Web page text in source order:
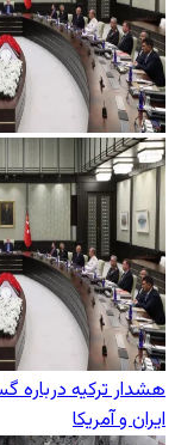
هشدار ترکیه درباره
ایران و آمریکا